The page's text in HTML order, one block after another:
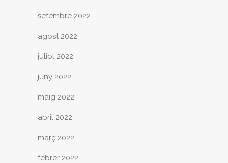
setembre 2022
agost 2022
juliol 2022
juny 2022
maig 2022
abril 2022
març 2022
febrer 2022